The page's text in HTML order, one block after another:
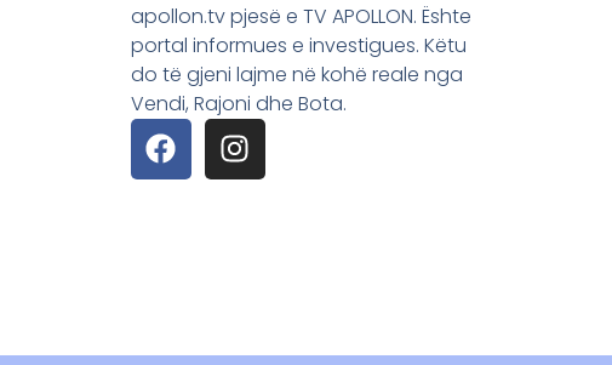
apollon.tv pjesë e TV APOLLON. Ështe
portal informues e investigues. Këtu
do të gjeni lajme në kohë reale nga
Vendi, Rajoni dhe Bota.